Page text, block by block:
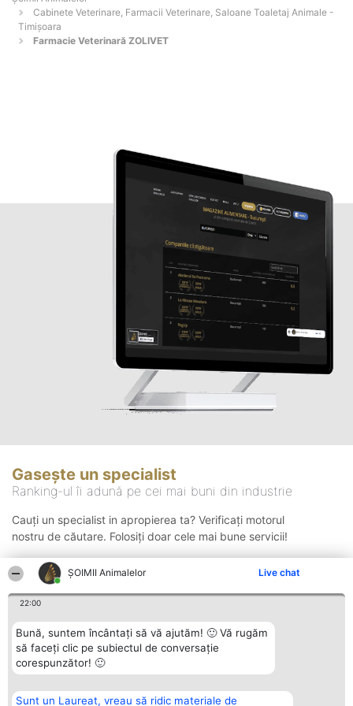
ŞOIMII Animalelor Live chat
22:00
Bună, suntem încântați să vă ajutăm! 🙂 Vă rugăm
să faceți clic pe subiectul de conversație
corespunzător! 🙂
Sunt un Laureat, vreau să ridic materiale de
Cabinete Veterinare, Farmacii Veterinare, Saloane Toaletaj Animale -
Timişoara
Farmacie Veterinară ZOLIVET
Gasește un specialist
Ranking-ul îi adună pe cei mai buni din industrie
Cauți un specialist in apropierea ta? Verificați motorul
nostru de căutare. Folosiți doar cele mai bune servicii!
Organizator Ranking Plebiscyt Contact